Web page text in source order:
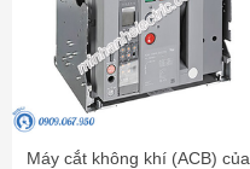
Máy cắt không khí (ACB) của